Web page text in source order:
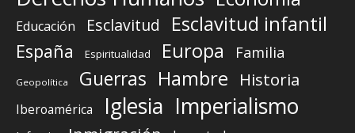
Educación Esclavitud Esclavitud infantil
España Espiritualidad Europa Familia
Geopolítica Guerras Hambre Historia
Iberoamérica Iglesia Imperialismo